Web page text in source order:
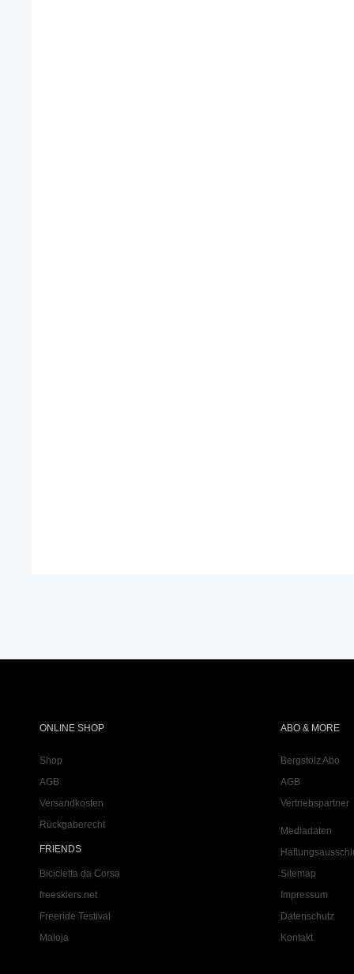
ONLINE SHOP
Shop
AGB
Versandkosten
Rückgaberecht
FRIENDS
Bicicletta da Corsa
freeskiers.net
Freeride Testival
Maloja
ABO & MORE
Bergstolz Abo
AGB
Vertriebspartner
Mediadaten
Sitemap
Impressum
Datenschutz
Kontakt